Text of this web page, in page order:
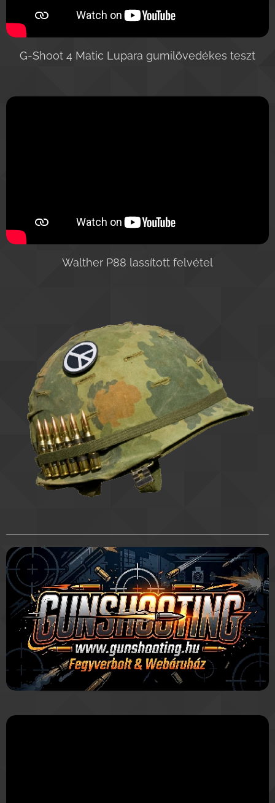
G-Shoot 4 Matic Lupara gumilövedékes teszt
Walther P88 lassított felvétel